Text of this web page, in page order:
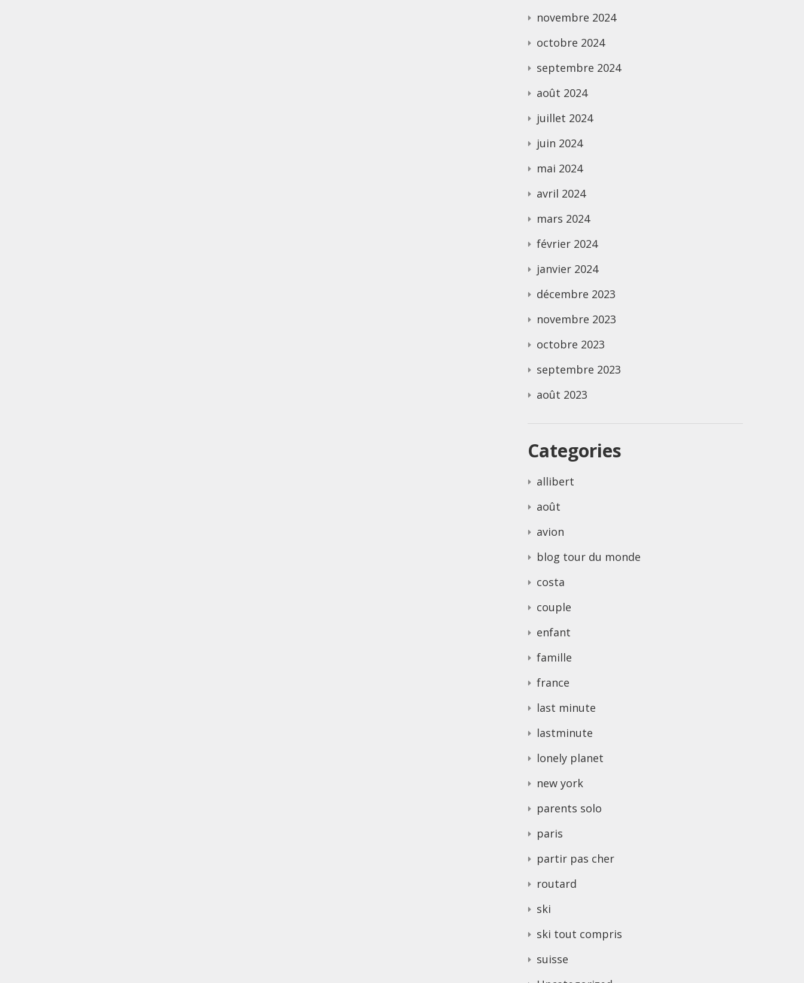
novembre 2024
octobre 2024
septembre 2024
août 2024
juillet 2024
juin 2024
mai 2024
avril 2024
mars 2024
février 2024
janvier 2024
décembre 2023
novembre 2023
octobre 2023
septembre 2023
août 2023
Categories
allibert
août
avion
blog tour du monde
costa
couple
enfant
famille
france
last minute
lastminute
lonely planet
new york
parents solo
paris
partir pas cher
routard
ski
ski tout compris
suisse